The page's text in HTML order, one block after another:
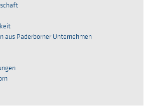
aus Paderborner Unternehmen